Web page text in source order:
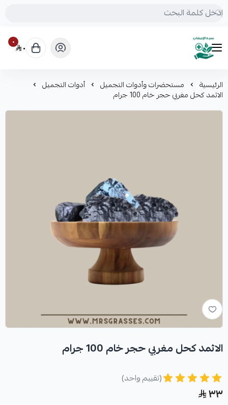
mrs.grasses
٠ ٠
الرئيسية مستحضرات وأدوات التجميل أدوات التجميل
الاثمد كحل مغربي حجر خام 100 جرام
الاثمد كحل مغربي حجر خام 100 جرام
(تقييم واحد)
٣٣